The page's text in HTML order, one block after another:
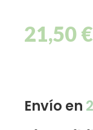
21,50€
Envío en